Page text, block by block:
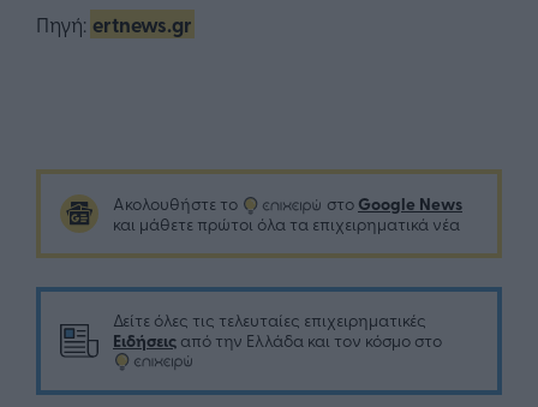
Πηγή: ertnews.gr
Ακολουθήστε το στο Google News
και μάθετε πρώτοι όλα τα επιχειρηματικά νέα
Δείτε όλες τις τελευταίες επιχειρηματικές
Ειδήσεις από την Ελλάδα και τον κόσμο στο